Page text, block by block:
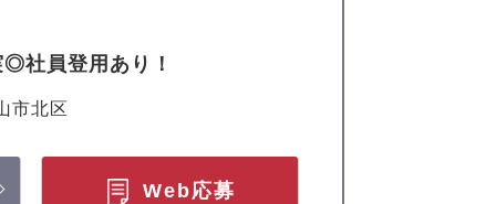
社員登用あり！
市北区
Web応募